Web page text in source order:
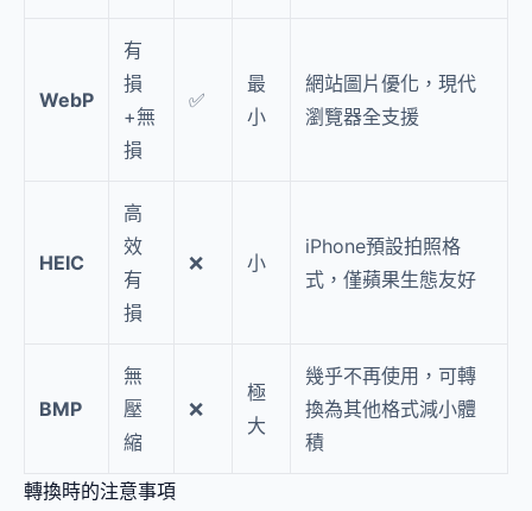
WebP
有
損
+無
損
✅
最
小
網站圖片優化，現代
瀏覽器全支援
HEIC
高
效
有
損
❌ 小
iPhone預設拍照格
式，僅蘋果生態友好
BMP
無
壓
縮
❌
極
大
幾乎不再使用，可轉
換為其他格式減小體
積
轉換時的注意事項